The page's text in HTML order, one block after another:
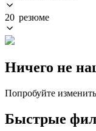
20 резюме
Ничего не
Попробуйте
Быстрые